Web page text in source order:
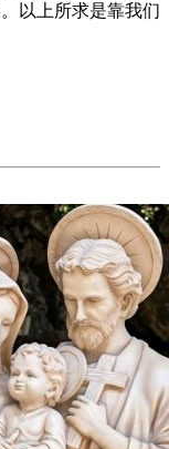
以上所求是靠我们